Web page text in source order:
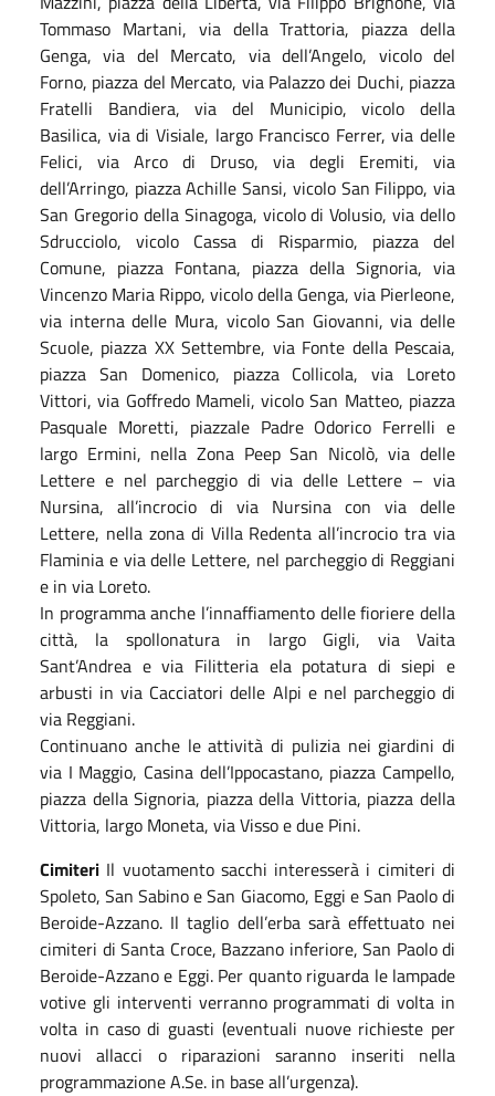
Tommaso Martani, via della Trattoria, piazza della
Genga, via del Mercato, via dell’Angelo, vicolo del
Forno, piazza del Mercato, via Palazzo dei Duchi, piazza
Fratelli Bandiera, via del Municipio, vicolo della
Basilica, via di Visiale, largo Francisco Ferrer, via delle
Felici, via Arco di Druso, via degli Eremiti, via
dell’Arringo, piazza Achille Sansi, vicolo San Filippo, via
San Gregorio della Sinagoga, vicolo di Volusio, via dello
Sdrucciolo, vicolo Cassa di Risparmio, piazza del
Comune, piazza Fontana, piazza della Signoria, via
Vincenzo Maria Rippo, vicolo della Genga, via Pierleone,
via interna delle Mura, vicolo San Giovanni, via delle
Scuole, piazza XX Settembre, via Fonte della Pescaia,
piazza San Domenico, piazza Collicola, via Loreto
Vittori, via Goffredo Mameli, vicolo San Matteo, piazza
Pasquale Moretti, piazzale Padre Odorico Ferrelli e
largo Ermini, nella Zona Peep San Nicolò, via delle
Lettere e nel parcheggio di via delle Lettere – via
Nursina, all’incrocio di via Nursina con via delle
Lettere, nella zona di Villa Redenta all’incrocio tra via
Flaminia e via delle Lettere, nel parcheggio di Reggiani
e in via Loreto.
In programmaanche l’innaffiamento delle fiorieredella
città, la spollonatura in largo Gigli, via Vaita
Sant’Andrea e via Filitteria ela potatura di siepi e
arbusti in via Cacciatori delle Alpi e nel parcheggio di
via Reggiani.
Continuano anche le attività di pulizia nei giardini di
via I Maggio, Casina dell’Ippocastano, piazza Campello,
piazza della Signoria, piazza della Vittoria, piazza della
Vittoria, largo Moneta, via Visso e due Pini.
Cimiteri Il vuotamento sacchi interesserà i cimiteri di
Spoleto, San Sabino e San Giacomo, Eggi e San Paolo di
Beroide-Azzano. Il taglio dell’erba sarà effettuato nei
cimiteri di Santa Croce, Bazzano inferiore, San Paolo di
Beroide-Azzano e Eggi.Per quanto riguarda le lampade
votive gli interventi verranno programmati di volta in
volta in caso di guasti (eventuali nuove richieste per
nuovi allacci o riparazioni saranno inseriti nella
programmazione A.Se. in base all’urgenza).